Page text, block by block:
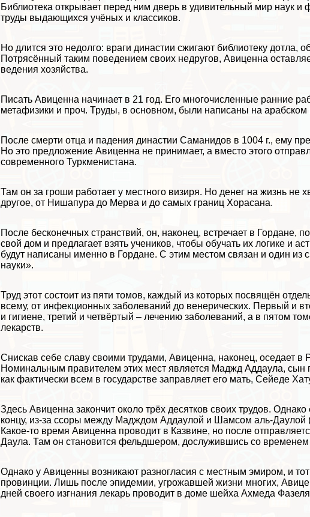
Библиотека открывает перед ним дверь в удивительный мир наук
труды выдающихся учёных и классиков.
Но длится это недолго: враги династии сжигают библиотеку дотла,
Потрясённый таким поведением своих недругов, Авиценна
ведения хозяйства.
Писать Авиценна начинает в 21 год. Его многочисленные ранние
метафизики и проч. Труды, в основном, были написаны на арабском
После cмepти отца и падения династии Саманидов в 1004 г., ему
Но это предложение Авиценна не принимает, а вместо этого
современного Туркменистана.
Там он за гроши работает у местного визиря. Но денег на жизнь не
другое, от Нишапура до Мерва и до самых границ Хорасана.
После бесконечных стрaнcтвий, он, наконец, встречает в Гордане,
свой дом и предлагает взять учеников, чтобы обучать их логике и
будут написаны именно в Гордане. С этим местом связан и один из
науки».
Труд этот состоит из пяти томов, каждый из которых посвящён
всему, от инфекционных заболеваний до венерических. Первый и
и гигиене, третий и четвёртый – лечению заболеваний, а в пятом
лекарств.
Снискав себе славу своими трудами, Авиценна, наконец, оседает в
Номинальным правителем этих мест является Маджд Аддаула, сын
как фактически всем в государстве заправляет его мать, Сейеде
Здесь Авиценна закончит около трёх десятков своих трудов.
концу, из-за ссоры между Мадждом Аддаулой и Шамсом аль-Даулой
Какое-то время Авиценна проводит в Казвине, но после
Даула. Там он становится фельдшером, дослужившись со временем
Однако у Авиценны возникают разногласия с местным эмиром, и тот
провинции. Лишь после эпидемии, угрожавшей жизни многих,
дней своего изгнания лекарь проводит в доме шейха Ахмеда